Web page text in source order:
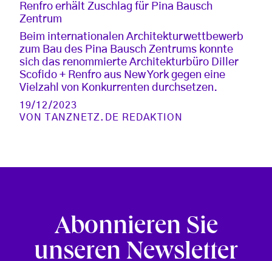
Renfro erhält Zuschlag für Pina Bausch
Zentrum
Beim internationalen Architekturwettbewerb
zum Bau des Pina Bausch Zentrums konnte
sich das renommierte Architekturbüro Diller
Scofido + Renfro aus New York gegen eine
Vielzahl von Konkurrenten durchsetzen.
19/12/2023
VON
TANZNETZ.DE REDAKTION
Abonnieren Sie
unseren Newsletter